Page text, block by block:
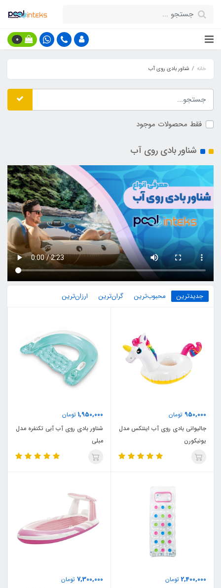
0
خانه شناور بادی روی آب
فقط محصولات موجود
شناور بادی روی آب
جدیدترین محبوب‌ترین گران‌ترین ارزان‌ترین
950,000 تومان
جالیوانی بادی روی آب اینتکس مدل
یونیکورن
1,950,000 تومان
شناور بادی روی آب آبی تکنفره مدل
مبلی
2,400,000 تومان
7,300,000 تومان